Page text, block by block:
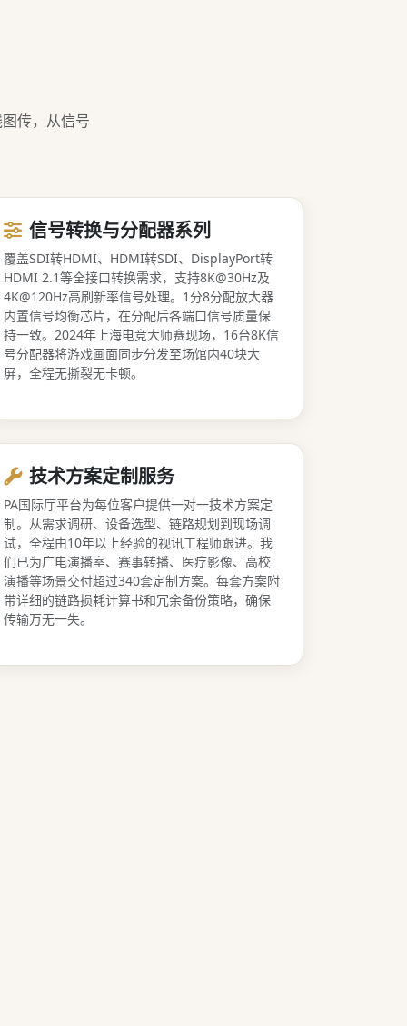
传，从信号
信号转换与分配器系列
覆盖SDI转HDMI、HDMI转SDI、DisplayPort转
HDMI 2.1等全接口转换需求，支持8K@30Hz及
4K@120Hz高刷新率信号处理。1分8分配放大器
内置信号均衡芯片，在分配后各端口信号质量保
持一致。2024年上海电竞大师赛现场，16台8K信
号分配器将游戏画面同步分发至场馆内40块大
屏，全程无撕裂无卡顿。
技术方案定制服务
PA国际厅平台为每位客户提供一对一技术方案定
制。从需求调研、设备选型、链路规划到现场调
试，全程由10年以上经验的视讯工程师跟进。我
们已为广电演播室、赛事转播、医疗影像、高校
演播等场景交付超过340套定制方案。每套方案附
带详细的链路损耗计算书和冗余备份策略，确保
传输万无一失。